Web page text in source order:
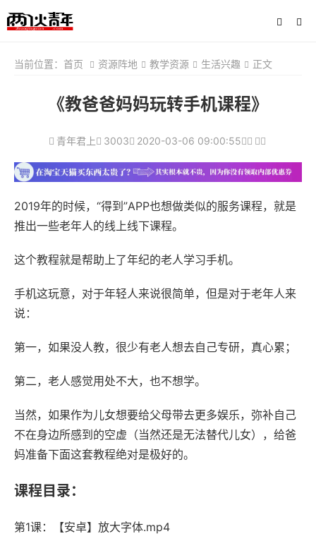
当前位置： 首页 资源阵地 教学资源 生活兴趣 正文
《教爸爸妈妈玩转手机课程》
青年君上 3003 2020-03-06 09:00:55
2019年的时候，“得到”APP也想做类似的服务课程，就是
推出一些老年人的线上线下课程。
这个教程就是帮助上了年纪的老人学习手机。
手机这玩意，对于年轻人来说很简单，但是对于老年人来
说：
第一，如果没人教，很少有老人想去自己专研，真心累；
第二，老人感觉用处不大，也不想学。
当然，如果作为儿女想要给父母带去更多娱乐，弥补自己
不在身边所感到的空虚（当然还是无法替代儿女），给爸
妈准备下面这套教程绝对是极好的。
课程目录：
第1课：【安卓】放大字体.mp4